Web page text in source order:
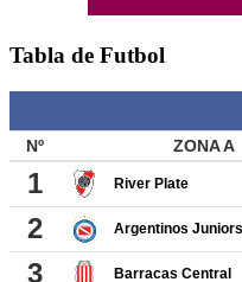
Tabla de Futbol